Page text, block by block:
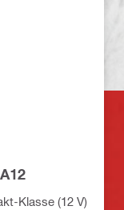
Klasse (12 V)